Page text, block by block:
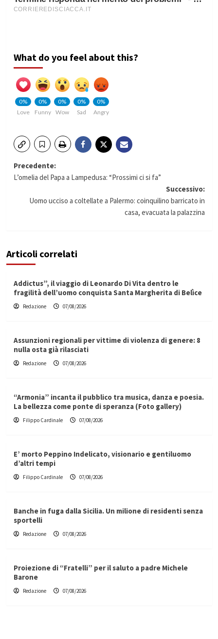
What do you feel about this?
0%
Love
0%
Funny
0%
Wow
0%
Sad
0%
Angry
Navigazione
articolo
Precedente:
L’omelia del Papa a Lampedusa: “Prossimi ci si fa”
Successivo:
Uomo ucciso a coltellate a Palermo: coinquilino barricato in
casa, evacuata la palazzina
Articoli correlati
Addictus”, il viaggio di Leonardo Di Vita dentro le
fragilità dell’uomo conquista Santa Margherita di Belìce
Redazione 07/08/2026
Assunzioni regionali per vittime di violenza di genere: 8
nulla osta già rilasciati
Redazione 07/08/2026
“Armonia” incanta il pubblico tra musica, danza e poesia.
La bellezza come ponte di speranza (Foto gallery)
Filippo Cardinale 07/08/2026
E’ morto Peppino Indelicato, visionario e gentiluomo
d’altri tempi
Filippo Cardinale 07/08/2026
Banche in fuga dalla Sicilia. Un milione di residenti senza
sportelli
Redazione 07/08/2026
Proiezione di “Fratelli” per il saluto a padre Michele
Barone
Redazione 07/08/2026